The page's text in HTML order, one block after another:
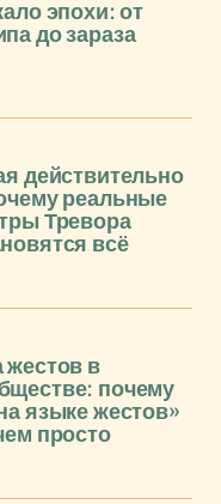
эпохи: от
до зараза
действительно
реальные
Тревора
всё
жестов в
почему
языке жестов»
просто